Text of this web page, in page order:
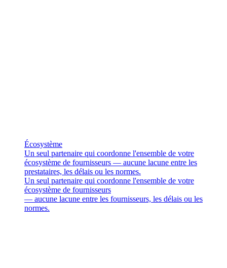
Écosystème
Un seul partenaire qui coordonne l'ensemble de votre
écosystème de fournisseurs — aucune lacune entre les
prestataires, les délais ou les normes.
Un seul partenaire qui coordonne l'ensemble de votre
écosystème de fournisseurs
— aucune lacune entre les fournisseurs, les délais ou les
normes.